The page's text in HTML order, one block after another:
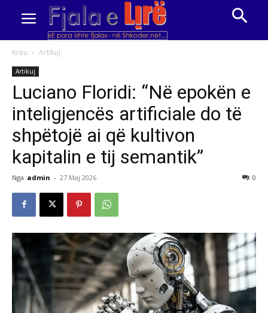
Kreu Artikuj
Artikuj
Luciano Floridi: “Në epokën e
inteligjencës artificiale do të
shpëtojë ai që kultivon
kapitalin e tij semantik”
Nga admin - 27 Maj 2026 0